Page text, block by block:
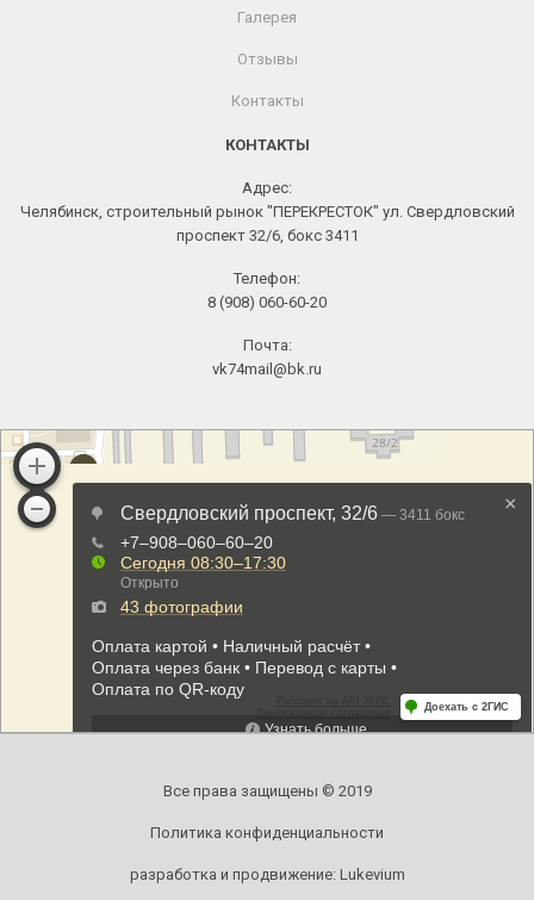
Галерея
Отзывы
Контакты
КОНТАКТЫ
Адрес:
Челябинск, строительный рынок "ПЕРЕКРЕСТОК" ул. Свердловский
проспект 32/6, бокс 3411
Телефон:
8 (908) 060-60-20
Почта:
vk74mail@bk.ru
Все права защищены © 2019
Политика конфиденциальности
разработка и продвижение: Lukevium